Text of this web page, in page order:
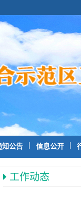
知公告 | 信息公开 |
工作动态